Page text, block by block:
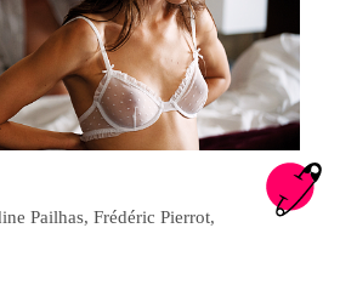
Pailhas, Frédéric Pierrot,